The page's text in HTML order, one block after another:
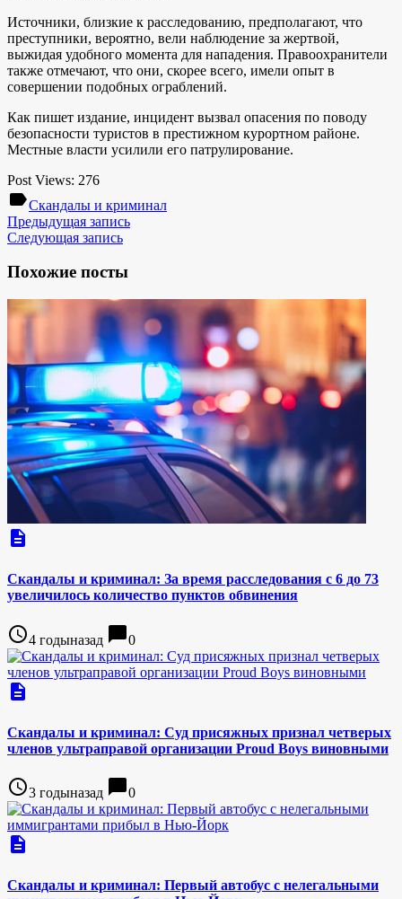
Источники, близкие к расследованию, предполагают, что
преступники, вероятно, вели наблюдение за жертвой,
выжидая удобного момента для нападения. Правоохранители
также отмечают, что они, скорее всего, имели опыт в
совершении подобных ограблений.
Как пишет издание, инцидент вызвал опасения по поводу
безопасности туристов в престижном курортном районе.
Местные власти усилили его патрулирование.
Post Views: 276
labelСкандалы и криминал
Предыдущая запись
Следующая запись
Похожие посты
description
Скандалы и криминал: За время расследования с 6 до 73
увеличилось количество пунктов обвинения
access_time4 годыназад chat_bubble0
description
Скандалы и криминал: Суд присяжных признал четверых
членов ультраправой организации Proud Boys виновными
access_time3 годыназад chat_bubble0
description
Скандалы и криминал: Первый автобус с нелегальными